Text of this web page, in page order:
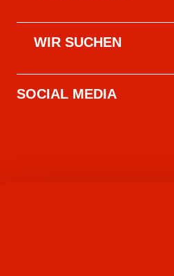
WIR SUCHEN
SOCIAL MEDIA